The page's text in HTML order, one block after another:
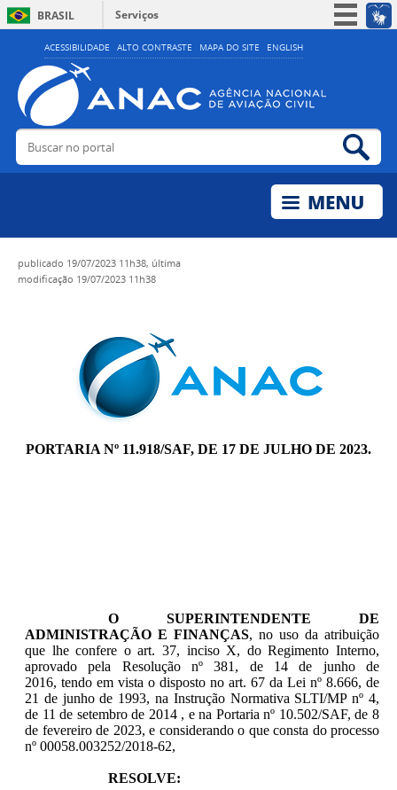
ACESSIBILIDADE ALTO CONTRASTE MAPA DO SITE ENGLISH
BRASIL
Serviços
Simplifique!
Acesso à informação
Legislação
Buscar no portal
publicado 19/07/2023 11h38, última
modificação 19/07/2023 11h38
PORTARIA Nº 11.918/SAF, DE 17 DE JULHO DE 2023.
O SUPERINTENDENTE DE
ADMINISTRAÇÃO E FINANÇAS, no uso da atribuição
que lhe confere o art. 37, inciso X, do Regimento Interno,
aprovado pela Resolução nº 381, de 14 de junho de
2016, tendo em vista o disposto no art. 67 da Lei nº 8.666, de
21 de junho de 1993, na Instrução Normativa SLTI/MP nº 4,
de 11 de setembro de 2014 , e na Portaria nº 10.502/SAF, de 8
de fevereiro de 2023, e considerando o que consta do processo
nº 00058.003252/2018-62,
RESOLVE: